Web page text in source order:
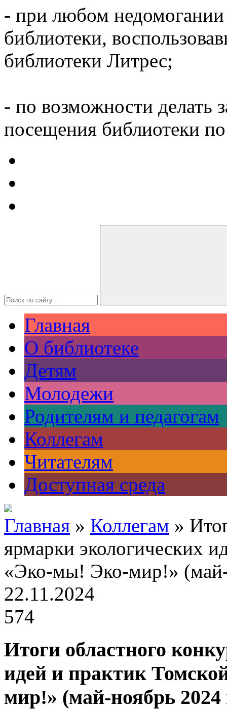
- при любом недомогании
библиотеки,
библиотеки Литрес;
- по возможности делать
посещения библиотеки
Главная
О библиотеке
Детям
Молодежи
Родителям и педагогам
Коллегам
Читателям
Доступная среда
Главная » Коллегам »
ярмарки экологических
«Эко-мы! Эко-мир!» (май-
22.11.2024
574
Итоги областного
идей и практик
мир!» (май-ноябрь 2024